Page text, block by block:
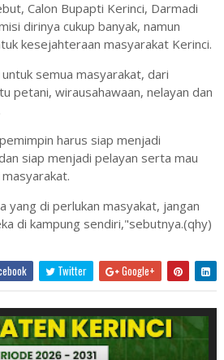
Calon Bupapti Kerinci, Darmadi
dirinya cukup banyak, namun
kesejahteraan masyarakat Kerinci.
semua masyarakat, dari
petani, wirausahawaan, nelayan dan
harus siap menjadi
siap menjadi pelayan serta mau
yang di perlukan masyakat, jangan
di kampung sendiri,"sebutnya.(qhy)
Twitter Google+